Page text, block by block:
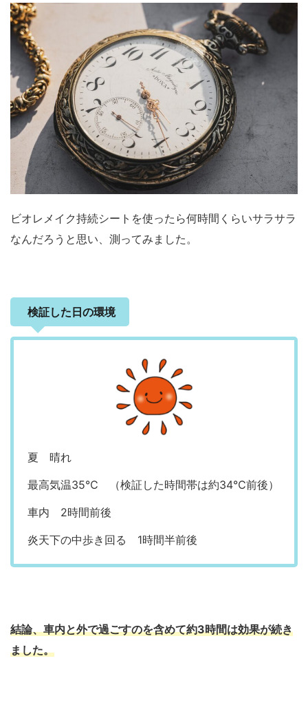
ビオレメイク持続シートを使ったら何時間くらいサラサラ
なんだろうと思い、測ってみました。
検証した日の環境
夏 晴れ
最高気温35℃ （検証した時間帯は約34℃前後）
車内 2時間前後
炎天下の中歩き回る 1時間半前後
結論、車内と外で過ごすのを含めて約3時間は効果が続き
ました。